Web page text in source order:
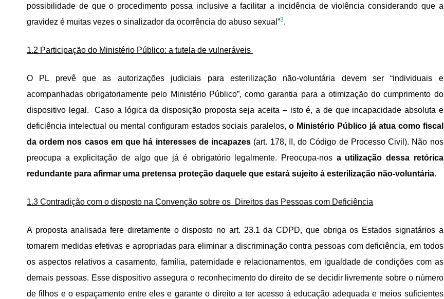
possibilidade de que o procedimento possa inclusive a facilitar a incidência de violência considerando que a
gravidez é muitas vezes o sinalizador da ocorrência do abuso sexual”3.
1.2 Participação do Ministério Público: a tutela de vulneráveis
O PL prevê que as autorizações judiciais para esterilização não-voluntária devem ser “individuais e
acompanhadas obrigatoriamente pelo Ministério Público”, como garantia para a otimização do cumprimento do
dispositivo legal. Caso a lógica da disposição proposta seja aceita – isto é, a de que incapacidade absoluta e
deficiência intelectual ou mental configuram estados sociais paralelos,o Ministério Público já atua como fiscal
da ordem nos casos em que há interesses de incapazes (art. 178, II, do Código de Processo Civil). Não nos
preocupa a explicitação de algo que já é obrigatório legalmente. Preocupa-nosa utilização dessa retórica
redundante para afirmar uma pretensa proteção daquele que estará sujeito à esterilização não-voluntária.
1.3 Contradição com o disposto na Convenção sobre os Direitos das Pessoas com Deficiência
A proposta analisada fere diretamente o disposto no art. 23.1 da CDPD, que obriga os Estados signatários a
tomarem medidas efetivas e apropriadas para eliminar a discriminação contra pessoas com deficiência, em todos
os aspectos relativos a casamento, família, paternidade e relacionamentos, em igualdade de condições com as
demais pessoas. Esse dispositivo assegura o reconhecimento do direito de se decidir livremente sobre o número
de filhos e o espaçamento entre eles e garante o direito a ter acesso à educação adequada e meios suficientes